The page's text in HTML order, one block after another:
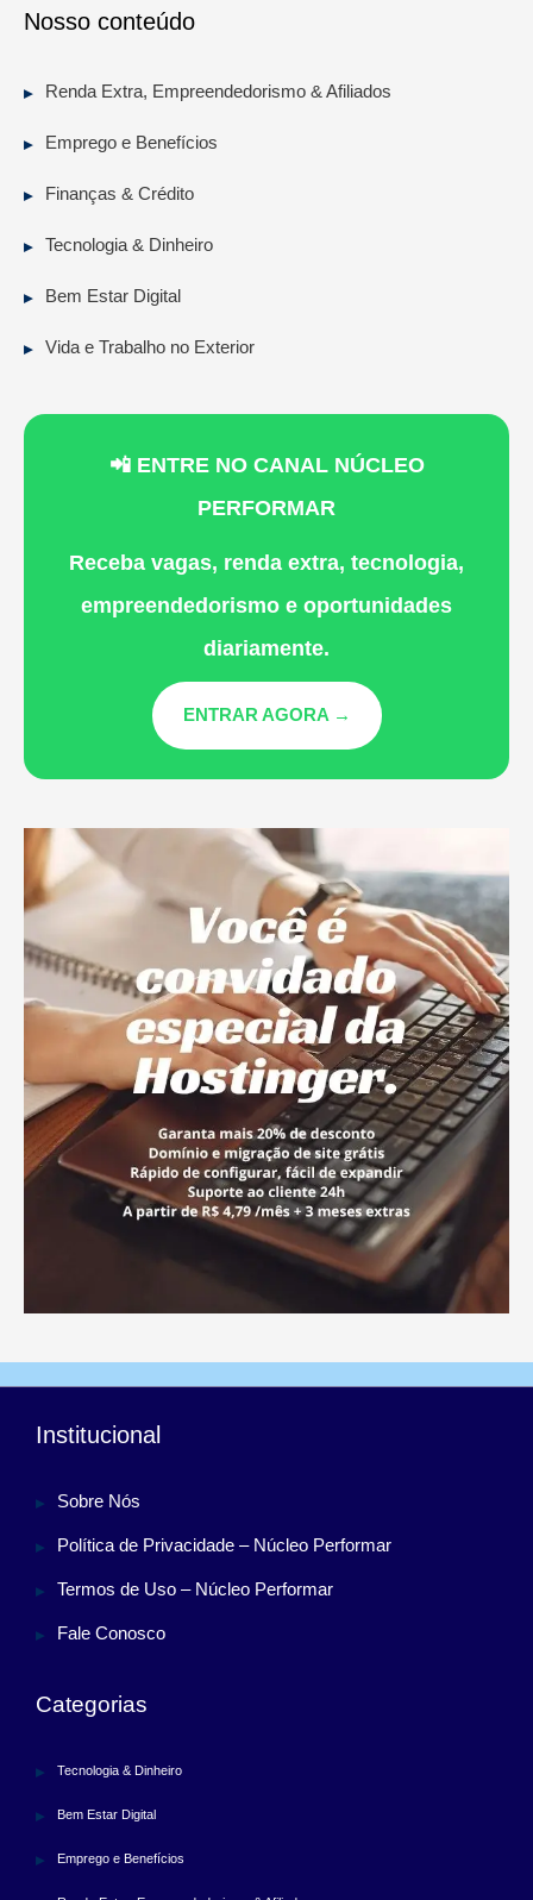
Nosso conteúdo
Renda Extra, Empreendedorismo & Afiliados
Emprego e Benefícios
Finanças & Crédito
Tecnologia & Dinheiro
Bem Estar Digital
Vida e Trabalho no Exterior
📲 ENTRE NO CANAL NÚCLEO
PERFORMAR
Receba vagas, renda extra, tecnologia,
empreendedorismo e oportunidades
diariamente.
ENTRAR AGORA →
Institucional
Sobre Nós
Política de Privacidade – Núcleo Performar
Termos de Uso – Núcleo Performar
Fale Conosco
Categorias
Tecnologia & Dinheiro
Bem Estar Digital
Emprego e Benefícios